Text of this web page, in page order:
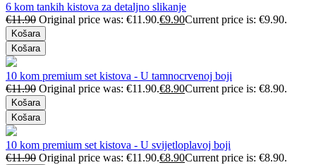
6 kom tankih kistova za detaljno slikanje
€11.90 Original price was: €11.90.€9.90Current price is: €9.90.
Košara
Košara
10 kom premium set kistova - U tamnocrvenoj boji
€11.90 Original price was: €11.90.€8.90Current price is: €8.90.
Košara
Košara
10 kom premium set kistova - U svijetloplavoj boji
€11.90 Original price was: €11.90.€8.90Current price is: €8.90.